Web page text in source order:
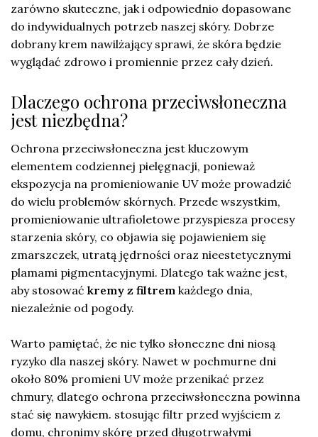
zarówno skuteczne, jak i odpowiednio dopasowane
do indywidualnych potrzeb naszej skóry. Dobrze
dobrany krem nawilżający sprawi, że skóra będzie
wyglądać zdrowo i promiennie przez cały dzień.
Dlaczego ochrona przeciwsłoneczna
jest niezbędna?
Ochrona przeciwsłoneczna jest kluczowym
elementem codziennej pielęgnacji, ponieważ
ekspozycja na promieniowanie UV może prowadzić
do wielu problemów skórnych. Przede wszystkim,
promieniowanie ultrafioletowe przyspiesza procesy
starzenia skóry, co objawia się pojawieniem się
zmarszczek, utratą jędrności oraz nieestetycznymi
plamami pigmentacyjnymi. Dlatego tak ważne jest,
aby stosować kremy z filtrem każdego dnia,
niezależnie od pogody.
Warto pamiętać, że nie tylko słoneczne dni niosą
ryzyko dla naszej skóry. Nawet w pochmurne dni
około 80% promieni UV może przenikać przez
chmury, dlatego ochrona przeciwsłoneczna powinna
stać się nawykiem. stosując filtr przed wyjściem z
domu, chronimy skórę przed długotrwałymi